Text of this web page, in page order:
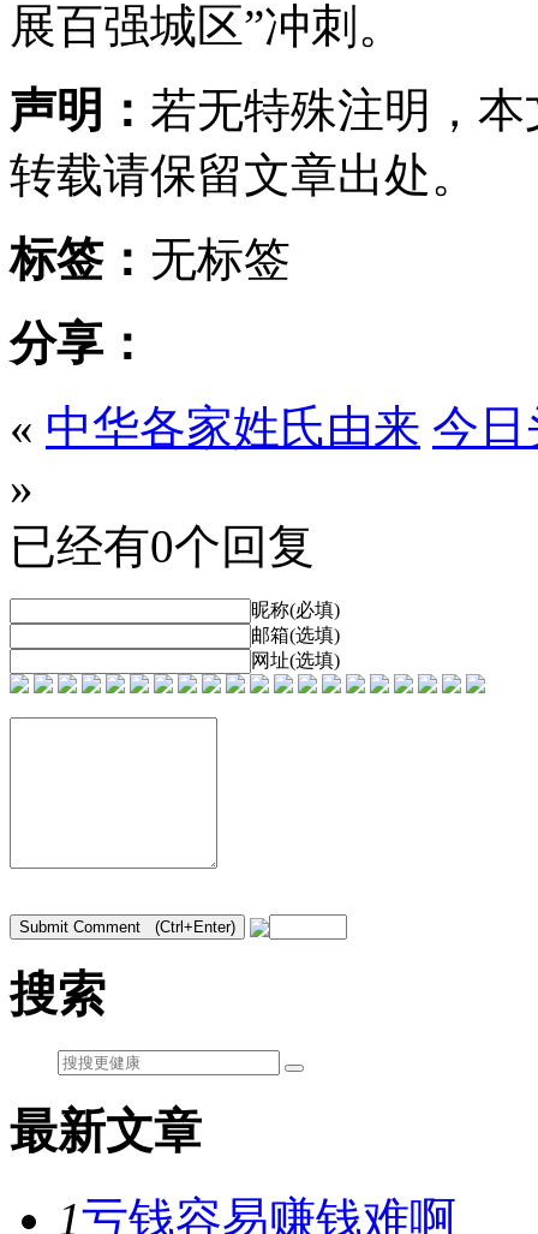
展百强城区”冲刺。
声明： 若无特殊注明，
转载请保留文章出处。
标签： 无标签
分享：
« 中华各家姓氏由来 今日
»
已经有0个回复
昵称(必填)
邮箱(选填)
网址(选填)
搜索
最新文章
1亏钱容易赚钱难啊